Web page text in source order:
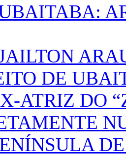
DE
ATRIZ DO